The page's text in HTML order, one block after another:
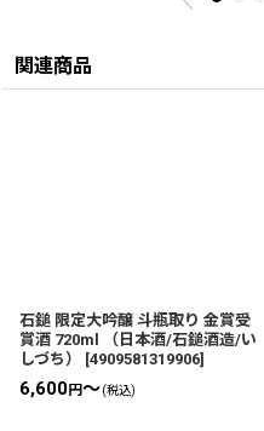
関連商品
石鎚 限定大吟醸 斗瓶取り 金賞受
賞酒 720ml （日本酒/石鎚酒造/い
しづち）
[4909581319906]
6,600円～(税込)